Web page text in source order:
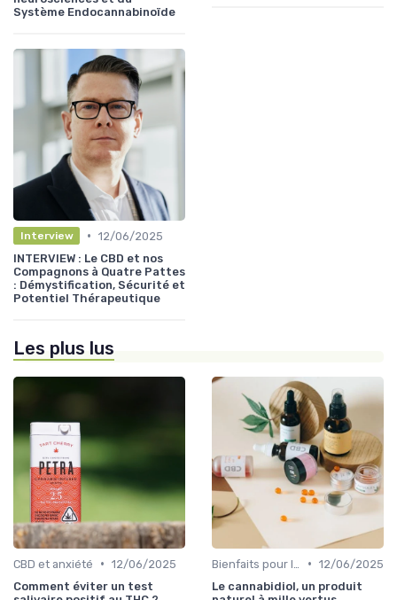
Système Endocannabinoïde
Interview • 12/06/2025
INTERVIEW : Le CBD et nos
Compagnons à Quatre Pattes
: Démystification, Sécurité et
Potentiel Thérapeutique
Les plus lus
CBD et anxiété • 12/06/2025
Comment éviter un test
• 12/06/2025
Le cannabidiol, un produit